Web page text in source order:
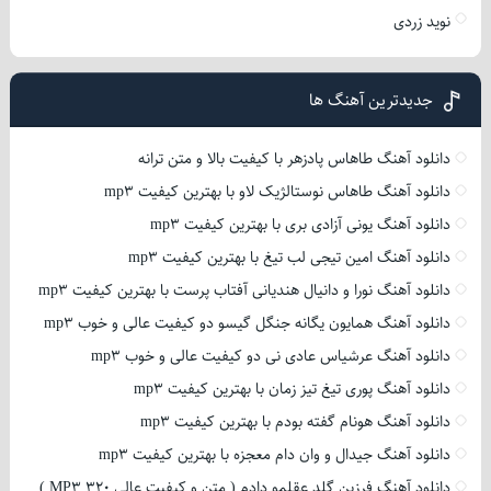
نوید زردی
جدیدترین آهنگ ها
دانلود آهنگ طاهاس پادزهر با کیفیت بالا و متن ترانه
دانلود آهنگ طاهاس نوستالژیک لاو با بهترین کیفیت mp3
دانلود آهنگ یونی آزادی بری با بهترین کیفیت mp3
دانلود آهنگ امین تیجی لب تیغ با بهترین کیفیت mp3
دانلود آهنگ نورا و دانیال هندیانی آفتاب پرست با بهترین کیفیت mp3
دانلود آهنگ همایون یگانه جنگل گیسو دو کیفیت عالی و خوب mp3
دانلود آهنگ عرشیاس عادی نی دو کیفیت عالی و خوب mp3
دانلود آهنگ پوری تیغ تیز زمان با بهترین کیفیت mp3
دانلود آهنگ هونام گفته بودم با بهترین کیفیت mp3
دانلود آهنگ جیدال و وان دام معجزه با بهترین کیفیت mp3